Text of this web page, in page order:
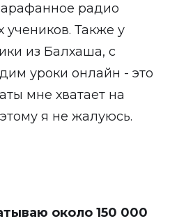
радио
Также у
из Балхаша, с
уроки онлайн - это
мне хватает на
я не жалуюсь.
около 150 000